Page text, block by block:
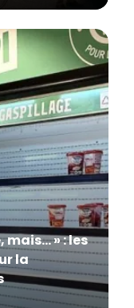
» : les
la